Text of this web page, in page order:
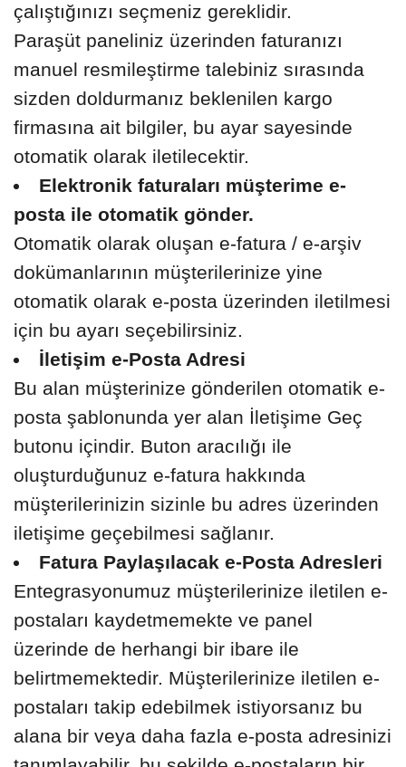
çalıştığınızı seçmeniz gereklidir.
Paraşüt paneliniz üzerinden faturanızı
manuel resmileştirme talebiniz sırasında
sizden doldurmanız beklenilen kargo
firmasına ait bilgiler, bu ayar sayesinde
otomatik olarak iletilecektir.
Elektronik faturaları müşterime e-
posta ile otomatik gönder.
Otomatik olarak oluşan e-fatura / e-arşiv
dokümanlarının müşterilerinize yine
otomatik olarak e-posta üzerinden iletilmesi
için bu ayarı seçebilirsiniz.
İletişim e-Posta Adresi
Bu alan müşterinize gönderilen otomatik e-
posta şablonunda yer alan İletişime Geç
butonu içindir. Buton aracılığı ile
oluşturduğunuz e-fatura hakkında
müşterilerinizin sizinle bu adres üzerinden
iletişime geçebilmesi sağlanır.
Fatura Paylaşılacak e-Posta Adresleri
Entegrasyonumuz müşterilerinize iletilen e-
postaları kaydetmemekte ve panel
üzerinde de herhangi bir ibare ile
belirtmemektedir. Müşterilerinize iletilen e-
postaları takip edebilmek istiyorsanız bu
alana bir veya daha fazla e-posta adresinizi